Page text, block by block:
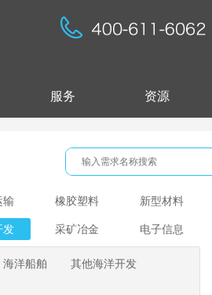
服务 资源
输 橡胶塑料 新型材料
发 采矿冶金 电子信息
海洋船舶 其他海洋开发